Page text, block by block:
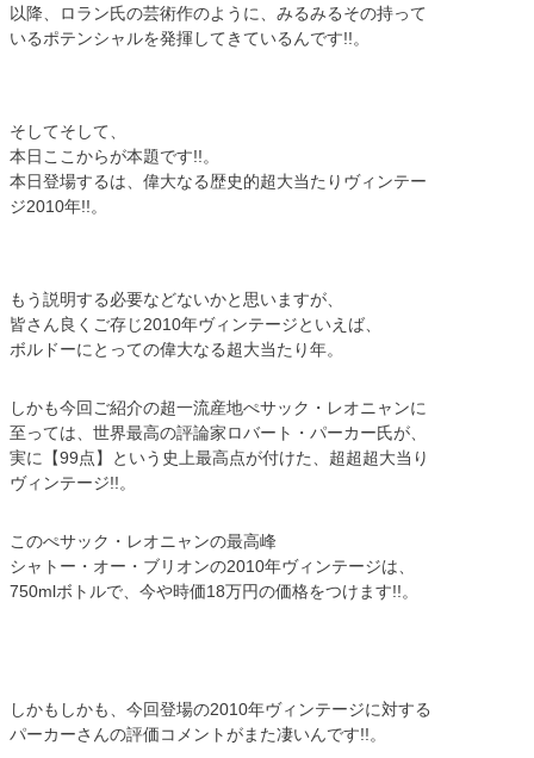
以降、ロラン氏の芸術作のように、みるみるその持って
いるポテンシャルを発揮してきているんです!!。
そしてそして、
本日ここからが本題です!!。
本日登場するは、偉大なる歴史的超大当たりヴィンテー
ジ2010年!!。
もう説明する必要などないかと思いますが、
皆さん良くご存じ2010年ヴィンテージといえば、
ボルドーにとっての偉大なる超大当たり年。
しかも今回ご紹介の超一流産地ぺサック・レオニャンに
至っては、世界最高の評論家ロバート・パーカー氏が、
実に【99点】という史上最高点が付けた、超超超大当り
ヴィンテージ!!。
このぺサック・レオニャンの最高峰
シャトー・オー・ブリオンの2010年ヴィンテージは、
750mlボトルで、今や時価18万円の価格をつけます!!。
しかもしかも、今回登場の2010年ヴィンテージに対する
パーカーさんの評価コメントがまた凄いんです!!。